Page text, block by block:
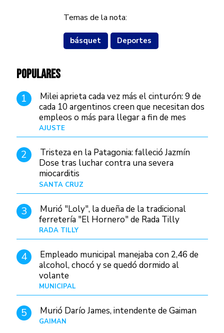
Temas de la nota:
básquet Deportes
POPULARES
1
Milei aprieta cada vez más el cinturón: 9 de
cada 10 argentinos creen que necesitan dos
empleos o más para llegar a fin de mes
AJUSTE
2
Tristeza en la Patagonia: falleció Jazmín
Dose tras luchar contra una severa
miocarditis
SANTA CRUZ
3
Murió "Loly", la dueña de la tradicional
ferretería "El Hornero" de Rada Tilly
RADA TILLY
4
Empleado municipal manejaba con 2,46 de
alcohol, chocó y se quedó dormido al
volante
MUNICIPAL
5 Murió Darío James, intendente de Gaiman
GAIMAN